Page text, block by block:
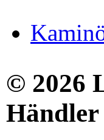
© 2026